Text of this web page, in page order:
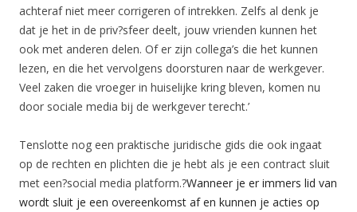
achteraf niet meer corrigeren of intrekken. Zelfs al denk je
dat je het in de priv?sfeer deelt, jouw vrienden kunnen het
ook met anderen delen. Of er zijn collega’s die het kunnen
lezen, en die het vervolgens doorsturen naar de werkgever.
Veel zaken die vroeger in huiselijke kring bleven, komen nu
door sociale media bij de werkgever terecht.’
Tenslotte nog een praktische juridische gids die ook ingaat
op de rechten en plichten die je hebt als je een contract sluit
met een?social media platform.?Wanneer je er immers lid van
wordt sluit je een overeenkomst af en kunnen je acties op